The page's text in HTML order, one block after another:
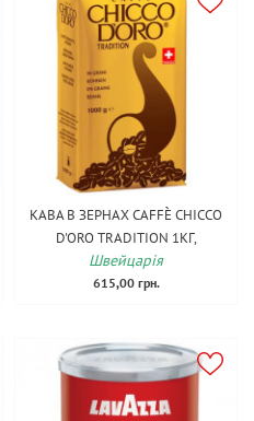
КАВА В ЗЕРНАХ CAFFÈ CHICCO
D'ORO TRADITION 1КГ,
Швейцарія
615,00 грн.